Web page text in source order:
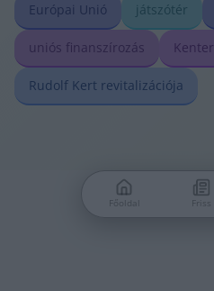
Európai Unió játszótér
uniós finanszírozás Kenter
Rudolf Kert revitalizációja
Főoldal Friss